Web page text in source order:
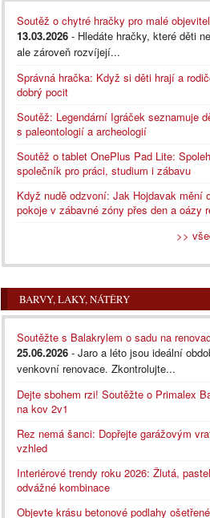
Soutěž o chytré hračky pro malé
13.03.2026 - Hledáte hračky, které děti
ale zároveň rozvíjejí...
Správná hračka: Když si děti hrají a
dobrý pocit
Soutěž: Legendární Igráček seznamuje
s paleontologií a archeologií
Soutěž o tablet OnePlus Pad Lite:
společník pro práci, studium i zábavu
Když nudě odzvoní: Jak Hojdavak mění
pokoje v zábavné zóny přes den a oázy
>>
BARVY, LAKY, NÁTĚRY
Soutěžte s Balakrylem o sadu na
25.06.2026 - Jaro a léto jsou ideální
venkovní renovace. Zkontrolujte...
Dejte sbohem rzi! Soutěžte o Primalex
na kov 2v1
Rez nemá šanci: Dopřejte garážovým
vzhled
Interiérové trendy roku 2026: Žlutá,
odvážné kombinace
Objevte krásu betonové podlahy